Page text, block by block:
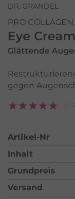
DR. GRANDEL
PRO COLLAGEN
Eye Cream
Glättende
gegen
Artikel-Nr
Inhalt
Grundpreis
Versand